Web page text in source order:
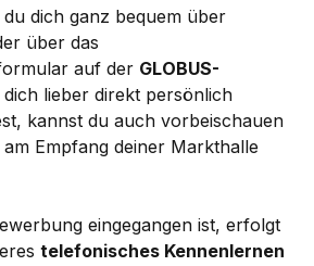
dich ganz bequem über
über das
auf der GLOBUS-
dich lieber direkt persönlich
kannst du auch vorbeischauen
Empfang deiner Markthalle
eingegangen ist, erfolgt
telefonisches Kennenlernen